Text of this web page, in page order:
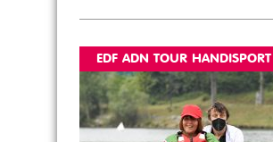
EDF ADN TOUR HANDISPORT